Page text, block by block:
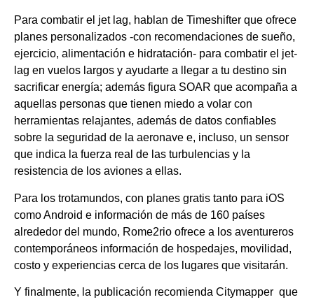
Para combatir el jet lag, hablan de Timeshifter que ofrece
planes personalizados -con recomendaciones de sueño,
ejercicio, alimentación e hidratación- para combatir el jet-
lag en vuelos largos y ayudarte a llegar a tu destino sin
sacrificar energía; además figura SOAR que acompaña a
aquellas personas que tienen miedo a volar con
herramientas relajantes, además de datos confiables
sobre la seguridad de la aeronave e, incluso, un sensor
que indica la fuerza real de las turbulencias y la
resistencia de los aviones a ellas.
Para los trotamundos, con planes gratis tanto para iOS
como Android e información de más de 160 países
alrededor del mundo, Rome2rio ofrece a los aventureros
contemporáneos información de hospedajes, movilidad,
costo y experiencias cerca de los lugares que visitarán.
Y finalmente, la publicación recomienda Citymapper que